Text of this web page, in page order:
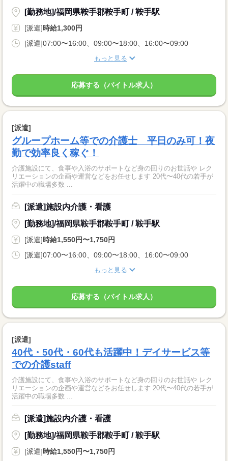
[勤務地]/福岡県鞍手郡鞍手町 / 鞍手駅
[派遣]時給1,300円
[派遣]07:00〜16:00、09:00〜18:00、16:00〜09:00
もっと見る
応募する（バイトル求人）
[派遣]
グループホーム等での介護士 平日のみ可！夜
勤で効率良く稼ぐ！
介護施設にて、食事や入浴のサポートなど身の回りのお世話や レク
リエーションの企画や運営などをお任せします 20代〜40代の若手が
活躍中の職場多数 ...
[派遣]施設内介護・看護
[勤務地]/福岡県鞍手郡鞍手町 / 鞍手駅
[派遣]時給1,550円〜1,750円
[派遣]07:00〜16:00、09:00〜18:00、16:00〜09:00
もっと見る
応募する（バイトル求人）
[派遣]
40代・50代・60代も活躍中！デイサービス等
での介護staff
介護施設にて、食事や入浴のサポートなど身の回りのお世話や レク
リエーションの企画や運営などをお任せします 20代〜40代の若手が
活躍中の職場多数 ...
[派遣]施設内介護・看護
[勤務地]/福岡県鞍手郡鞍手町 / 鞍手駅
[派遣]時給1,550円〜1,750円